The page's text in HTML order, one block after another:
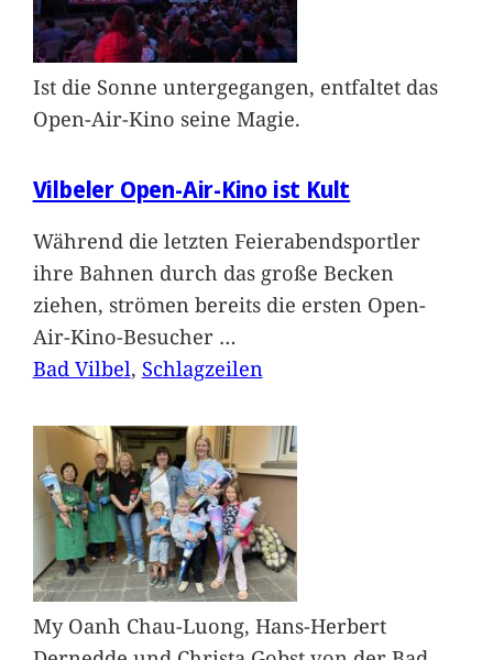
Ist die Sonne untergegangen, entfaltet das
Open-Air-Kino seine Magie.
Vilbeler Open-Air-Kino ist Kult
Während die letzten Feierabendsportler
ihre Bahnen durch das große Becken
ziehen, strömen bereits die ersten Open-
Air-Kino-Besucher …
Bad Vilbel, Schlagzeilen
My Oanh Chau-Luong, Hans-Herbert